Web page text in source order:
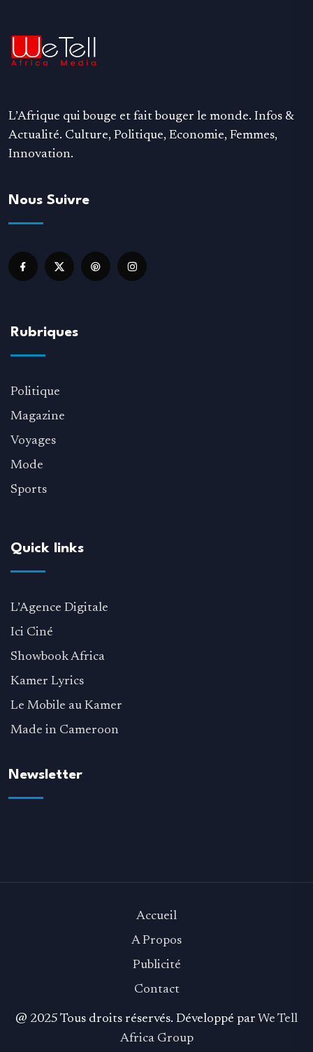
L’Afrique qui bouge et fait bouger le monde. Infos &
Actualité. Culture, Politique, Economie, Femmes,
Innovation.
Nous Suivre
Rubriques
Politique
Magazine
Voyages
Mode
Sports
Quick links
L’Agence Digitale
Ici Ciné
Showbook Africa
Kamer Lyrics
Le Mobile au Kamer
Made in Cameroon
Newsletter
@ 2025 Tous droits réservés. Développé par We Tell
Africa Group
Accueil
A Propos
Publicité
Contact